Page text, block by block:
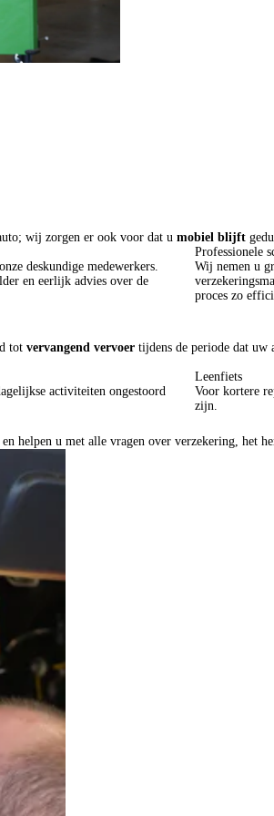
wij zorgen er ook voor dat u mobiel blijft
deskundige medewerkers.
en eerlijk advies over de
Professionele
Wij nemen u
proces zo
tot vervangend vervoer tijdens de periode dat uw
activiteiten ongestoord
Leenfiets
Voor kortere
zijn.
helpen u met alle vragen over verzekering, het